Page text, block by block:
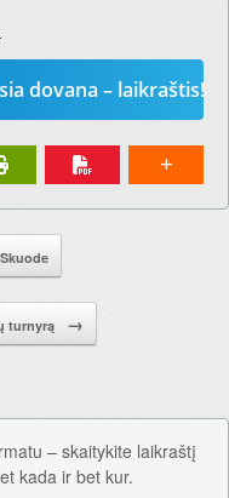
– laikraštis!
turnyrą →
– skaitykite laikraštį
kada ir bet kur.